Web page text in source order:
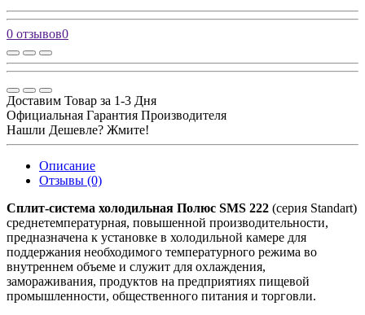
0 отзывов0
Доставим Товар за 1-3 Дня
Официальная Гарантия Производителя
Нашли Дешевле? Жмите!
Описание
Отзывы (0)
Сплит-система холодильная Полюс SMS 222 (серия Standart)
среднетемпературная, повышенной производительности,
предназначена к установке в холодильной камере для
поддержания необходимого температурного режима во
внутреннем объеме и служит для охлаждения,
замораживания, продуктов на предприятиях пищевой
промышленности, общественного питания и торговли.